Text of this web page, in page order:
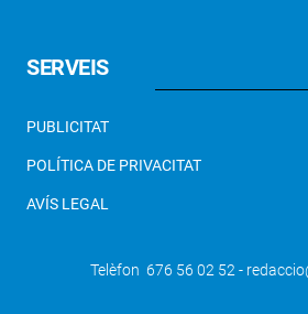
SERVEIS
PUBLICITAT
POLÍTICA DE PRIVACITAT
AVÍS LEGAL
Telèfon 676 56 02 52 -